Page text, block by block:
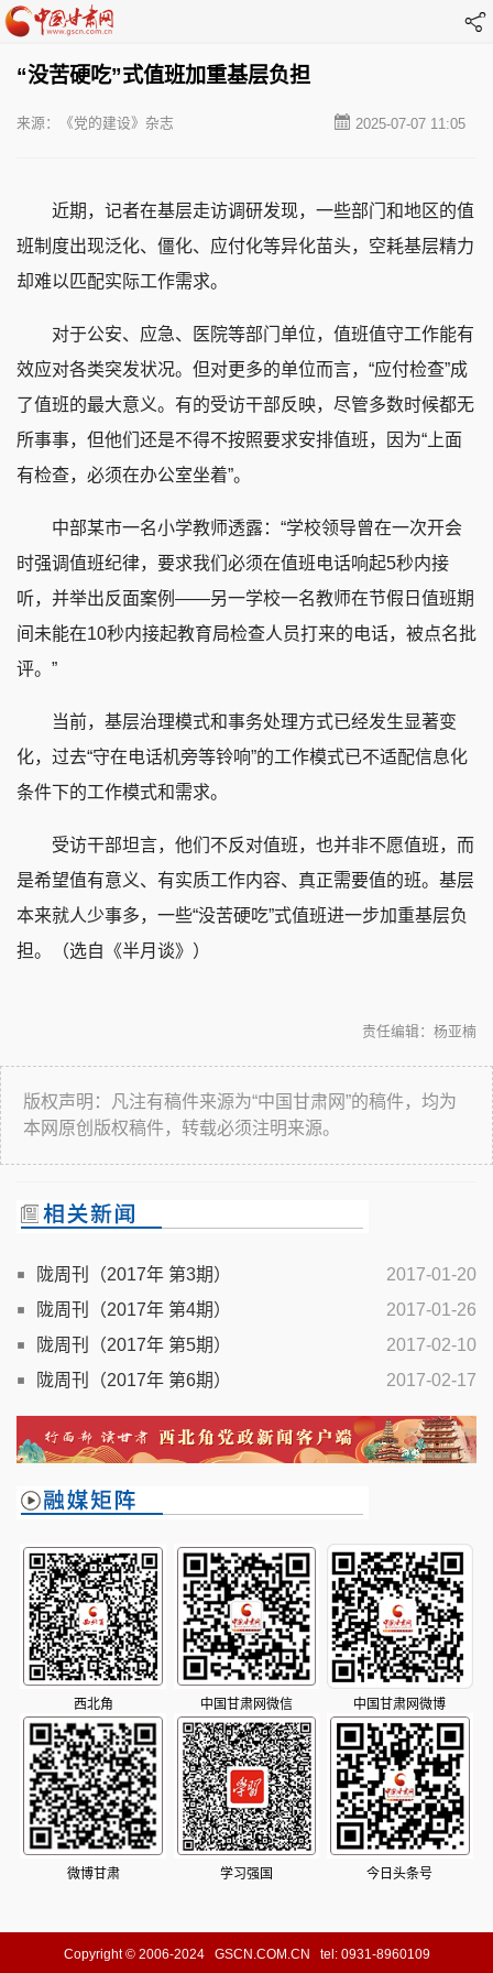
“没苦硬吃”式值班加重基层负担
2025-07-07 11:05
来源：《党的建设》杂志
近期，记者在基层走访调研发现，一些部门和地区的值
班制度出现泛化、僵化、应付化等异化苗头，空耗基层精力
却难以匹配实际工作需求。
对于公安、应急、医院等部门单位，值班值守工作能有
效应对各类突发状况。但对更多的单位而言，“应付检查”成
了值班的最大意义。有的受访干部反映，尽管多数时候都无
所事事，但他们还是不得不按照要求安排值班，因为“上面
有检查，必须在办公室坐着”。
中部某市一名小学教师透露：“学校领导曾在一次开会
时强调值班纪律，要求我们必须在值班电话响起5秒内接
听，并举出反面案例——另一学校一名教师在节假日值班期
间未能在10秒内接起教育局检查人员打来的电话，被点名批
评。”
当前，基层治理模式和事务处理方式已经发生显著变
化，过去“守在电话机旁等铃响”的工作模式已不适配信息化
条件下的工作模式和需求。
受访干部坦言，他们不反对值班，也并非不愿值班，而
是希望值有意义、有实质工作内容、真正需要值的班。基层
本来就人少事多，一些“没苦硬吃”式值班进一步加重基层负
担。（选自《半月谈》）
责任编辑：杨亚楠
版权声明：凡注有稿件来源为“中国甘肃网”的稿件，均为
本网原创版权稿件，转载必须注明来源。
2017-01-20
陇周刊（2017年 第3期）
2017-01-26
陇周刊（2017年 第4期）
2017-02-10
陇周刊（2017年 第5期）
2017-02-17
陇周刊（2017年 第6期）
西北角 中国甘肃网微信 中国甘肃网微博
微博甘肃 学习强国 今日头条号
Copyright © 2006-2024 GSCN.COM.CN tel: 0931-8960109